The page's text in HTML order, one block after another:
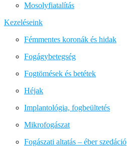
Mosolyfiatalítás
Kezeléseink
Fémmentes koronák és hidak
Fogágybetegség
Fogtömések és betétek
Héjak
Implantológia, fogbeültetés
Mikrofogászat
Fogászati altatás – éber szedáció